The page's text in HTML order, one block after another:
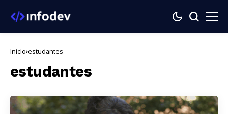
Início estudantes
estudantes